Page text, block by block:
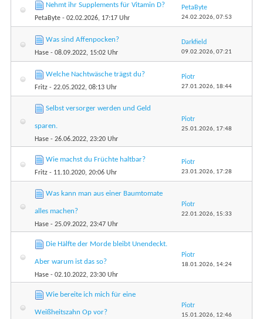
Nehmt ihr Supplements für Vitamin D?
PetaByte - 02.02.2026, 17:17 Uhr
PetaByte
24.02.2026, 07:53
Was sind Affenpocken?
Hase - 08.09.2022, 15:02 Uhr
Darkfield
09.02.2026, 07:21
Welche Nachtwäsche trägst du?
Fritz - 22.05.2022, 08:13 Uhr
Piotr
27.01.2026, 18:44
Selbst versorger werden und Geld
sparen.
Hase - 26.06.2022, 23:20 Uhr
Piotr
25.01.2026, 17:48
Wie machst du Früchte haltbar?
Fritz - 11.10.2020, 20:06 Uhr
Piotr
23.01.2026, 17:28
Was kann man aus einer Baumtomate
alles machen?
Hase - 25.09.2022, 23:47 Uhr
Piotr
22.01.2026, 15:33
Die Hälfte der Morde bleibt Unendeckt.
Aber warum ist das so?
Hase - 02.10.2022, 23:30 Uhr
Piotr
18.01.2026, 14:24
Wie bereite ich mich für eine
Weißheitszahn Op vor?
Piotr
15.01.2026, 12:46